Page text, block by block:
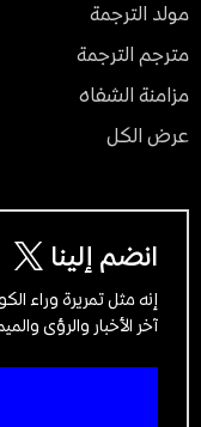
مولد الترجمة
مترجم الترجمة
مزامنة الشفاه
عرض الكل
انضم إلينا
إنه مثل تمريرة وراء
آخر الأخبار والرؤى